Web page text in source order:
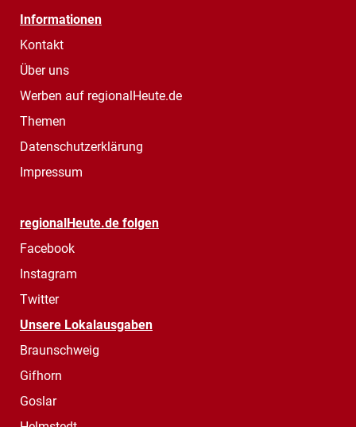
Informationen
Kontakt
Über uns
Werben auf regionalHeute.de
Themen
Datenschutzerklärung
Impressum
regionalHeute.de folgen
Facebook
Instagram
Twitter
Unsere Lokalausgaben
Braunschweig
Gifhorn
Goslar